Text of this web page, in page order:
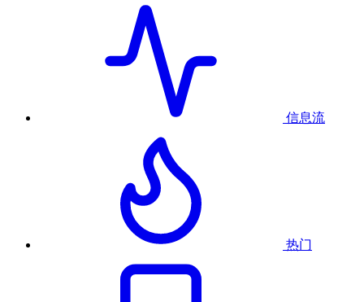
信息流
热门